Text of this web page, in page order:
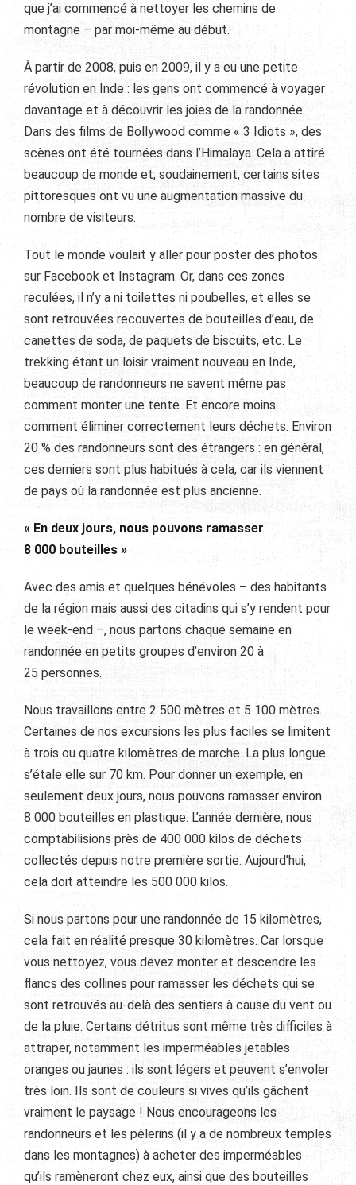
que j’ai commencé à nettoyer les chemins de
montagne – par moi-même au début.
À partir de 2008, puis en 2009, il y a eu une petite
révolution en Inde : les gens ont commencé à voyager
davantage et à découvrir les joies de la randonnée.
Dans des films de Bollywood comme « 3 Idiots », des
scènes ont été tournées dans l’Himalaya. Cela a attiré
beaucoup de monde et, soudainement, certains sites
pittoresques ont vu une augmentation massive du
nombre de visiteurs.
Tout le monde voulait y aller pour poster des photos
sur Facebook et Instagram. Or, dans ces zones
reculées, il n’y a ni toilettes ni poubelles, et elles se
sont retrouvées recouvertes de bouteilles d’eau, de
canettes de soda, de paquets de biscuits, etc. Le
trekking étant un loisir vraiment nouveau en Inde,
beaucoup de randonneurs ne savent même pas
comment monter une tente. Et encore moins
comment éliminer correctement leurs déchets. Environ
20 % des randonneurs sont des étrangers : en général,
ces derniers sont plus habitués à cela, car ils viennent
de pays où la randonnée est plus ancienne.
« En deux jours, nous pouvons ramasser
8 000 bouteilles »
Avec des amis et quelques bénévoles – des habitants
de la région mais aussi des citadins qui s’y rendent pour
le week-end –, nous partons chaque semaine en
randonnée en petits groupes d’environ 20 à
25 personnes.
Nous travaillons entre 2 500 mètres et 5 100 mètres.
Certaines de nos excursions les plus faciles se limitent
à trois ou quatre kilomètres de marche. La plus longue
s’étale elle sur 70 km. Pour donner un exemple, en
seulement deux jours, nous pouvons ramasser environ
8 000 bouteilles en plastique. L’année dernière, nous
comptabilisions près de 400 000 kilos de déchets
collectés depuis notre première sortie. Aujourd’hui,
cela doit atteindre les 500 000 kilos.
Si nous partons pour une randonnée de 15 kilomètres,
cela fait en réalité presque 30 kilomètres. Car lorsque
vous nettoyez, vous devez monter et descendre les
flancs des collines pour ramasser les déchets qui se
sont retrouvés au-delà des sentiers à cause du vent ou
de la pluie. Certains détritus sont même très difficiles à
attraper, notamment les imperméables jetables
oranges ou jaunes : ils sont légers et peuvent s’envoler
très loin. Ils sont de couleurs si vives qu’ils gâchent
vraiment le paysage ! Nous encourageons les
randonneurs et les pèlerins (il y a de nombreux temples
dans les montagnes) à acheter des imperméables
qu’ils ramèneront chez eux, ainsi que des bouteilles